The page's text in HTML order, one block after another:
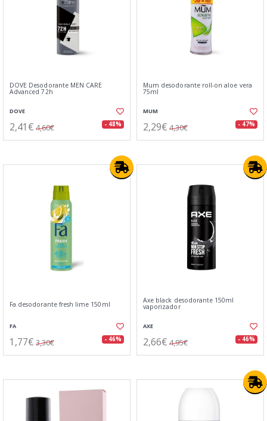
DOVE Desodorante MEN CARE
Advanced 72h
DOVE
2,41€ 4,60€ - 48%
Mum desodorante roll-on aloe vera
75ml
MUM
2,29€ 4,30€ - 47%
Fa desodorante fresh lime 150ml
FA
1,77€ 3,30€ - 46%
Axe black desodorante 150ml
vaporizador
AXE
2,66€ 4,95€ - 46%